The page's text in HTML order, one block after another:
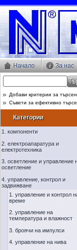
Начало За нас
Добави критерии за
Съвети за ефективно
Категории
1. компоненти
2. електроапаратура и
електротехника
3. осветление и управление
осветление
4. управление, контрол и
задвижване
1. управление и контрол
време
2. управление на
температура и влажност
3. броячи на импулси
4. управление на нива